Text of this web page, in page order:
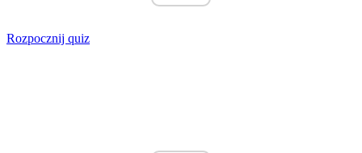
Rozpocznij quiz